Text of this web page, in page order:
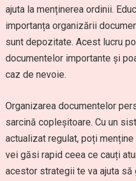
ajuta la menținerea ordinii.
importanța organizării
sunt depozitate. Acest lucru
documentelor importante și
caz de nevoie.
Organizarea documentelor
sarcină copleșitoare. Cu un
actualizat regulat, poți
vei găsi rapid ceea ce cauți
acestor strategii te va ajuta